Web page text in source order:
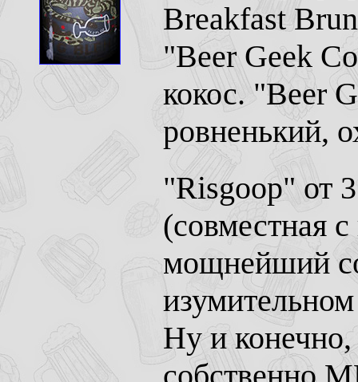
Breakfast
"Beer Geek
кокос. "Beer
ровненький,
"Risgoop" от
(совместная
мощнейший
Ну и